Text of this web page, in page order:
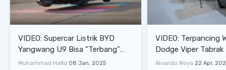
VIDEO: Supercar Listrik BYD
Yangwang U9 Bisa "Terbang"
Lewati Rintangan
Muhammad Hafid 08 Jan, 2025
VIDEO: Terpancing
Dodge Viper Tabrak
Saat Burnout
Alvando Noya 22 Apr,